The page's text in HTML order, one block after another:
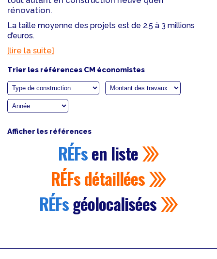
rénovation.
La taille moyenne des projets est de 2,5 à 3 millions
d’euros.
[lire la suite]
Trier les références CM économistes
Afficher les références
RÉFsen liste
RÉFsdétaillées
RÉFsgéolocalisées